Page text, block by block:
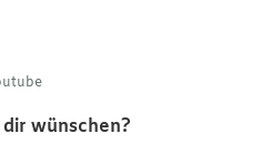
wünschen?